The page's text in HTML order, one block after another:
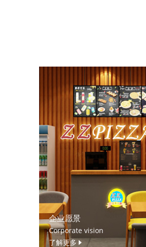
企业愿景
Corporate vision
了解更多